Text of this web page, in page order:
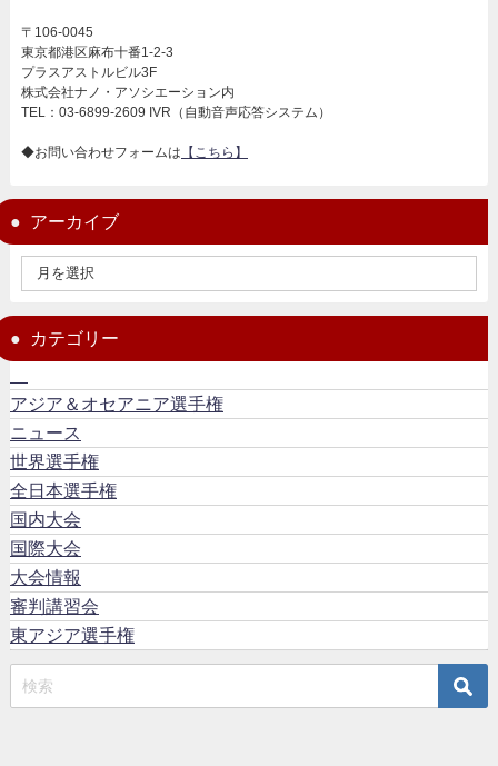
〒106-0045
東京都港区麻布十番1-2-3
プラスアストルビル3F
株式会社ナノ・アソシエーション内
TEL：03-6899-2609 IVR（自動音声応答システム）
◆お問い合わせフォームは 【こちら】
アーカイブ
カテゴリー
アジア＆オセアニア選手権
ニュース
世界選手権
全日本選手権
国内大会
国際大会
大会情報
審判講習会
東アジア選手権